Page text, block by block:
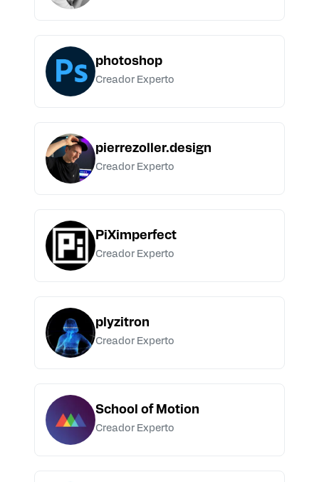
photoshop
Creador Experto
pierrezoller.design
Creador Experto
PiXimperfect
Creador Experto
plyzitron
Creador Experto
School of Motion
Creador Experto